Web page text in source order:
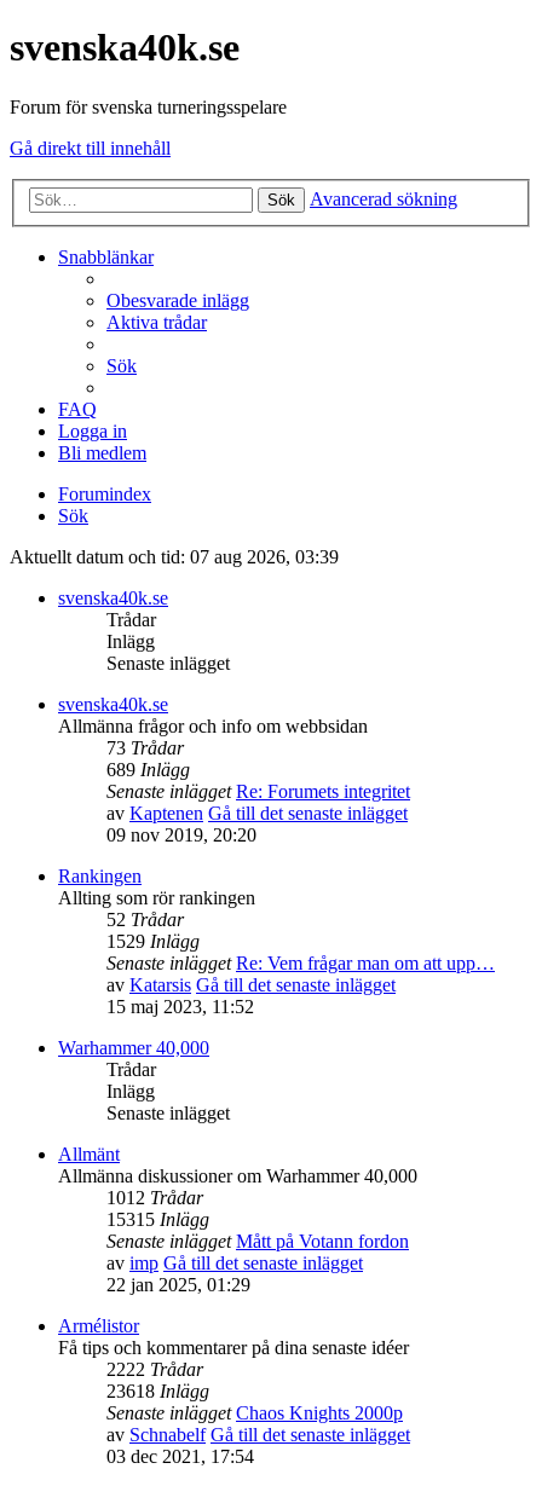
svenska40k.se
Forum för svenska turneringsspelare
Gå direkt till innehåll
Sök Avancerad sökning
Snabblänkar
Obesvarade inlägg
Aktiva trådar
Sök
FAQ
Logga in
Bli medlem
Forumindex
Sök
Aktuellt datum och tid: 07 aug 2026, 03:39
svenska40k.se
Trådar
Inlägg
Senaste inlägget
svenska40k.se
Allmänna frågor och info om webbsidan
73 Trådar
689 Inlägg
Senaste inlägget Re: Forumets integritet
av Kaptenen Gå till det senaste inlägget
09 nov 2019, 20:20
Rankingen
Allting som rör rankingen
52 Trådar
1529 Inlägg
Senaste inlägget Re: Vem frågar man om att upp…
av Katarsis Gå till det senaste inlägget
15 maj 2023, 11:52
Warhammer 40,000
Trådar
Inlägg
Senaste inlägget
Allmänt
Allmänna diskussioner om Warhammer 40,000
1012 Trådar
15315 Inlägg
Senaste inlägget Mått på Votann fordon
av imp Gå till det senaste inlägget
22 jan 2025, 01:29
Armélistor
Få tips och kommentarer på dina senaste idéer
2222 Trådar
23618 Inlägg
Senaste inlägget Chaos Knights 2000p
av Schnabelf Gå till det senaste inlägget
03 dec 2021, 17:54